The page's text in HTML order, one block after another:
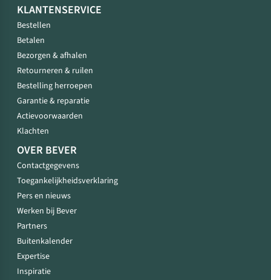
KLANTENSERVICE
Bestellen
Betalen
Bezorgen & afhalen
Retourneren & ruilen
Bestelling herroepen
Garantie & reparatie
Actievoorwaarden
Klachten
OVER BEVER
Contactgegevens
Toegankelijkheidsverklaring
Pers en nieuws
Werken bij Bever
Partners
Buitenkalender
Expertise
Inspiratie